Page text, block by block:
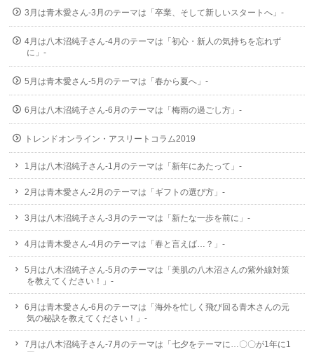
3月は青木愛さん-3月のテーマは「卒業、そして新しいスタートへ」-
4月は八木沼純子さん-4月のテーマは「初心・新人の気持ちを忘れず
に」-
5月は青木愛さん-5月のテーマは「春から夏へ」-
6月は八木沼純子さん-6月のテーマは「梅雨の過ごし方」-
トレンドオンライン・アスリートコラム2019
1月は八木沼純子さん-1月のテーマは「新年にあたって」-
2月は青木愛さん-2月のテーマは「ギフトの選び方」-
3月は八木沼純子さん-3月のテーマは「新たな一歩を前に」-
4月は青木愛さん-4月のテーマは「春と言えば…？」-
5月は八木沼純子さん-5月のテーマは「美肌の八木沼さんの紫外線対策
を教えてください！」-
6月は青木愛さん-6月のテーマは「海外を忙しく飛び回る青木さんの元
気の秘訣を教えてください！」-
7月は八木沼純子さん-7月のテーマは「七夕をテーマに…〇〇が1年に1